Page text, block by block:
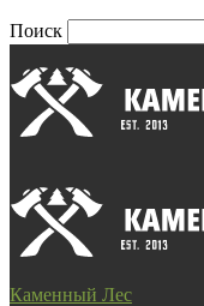
Поиск
Каменный Лес